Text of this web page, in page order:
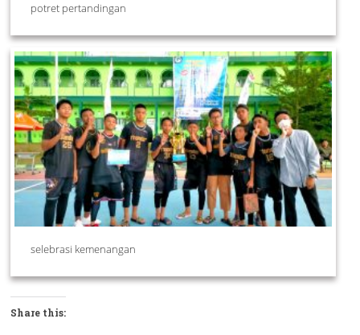
potret pertandingan
selebrasi kemenangan
Share this: